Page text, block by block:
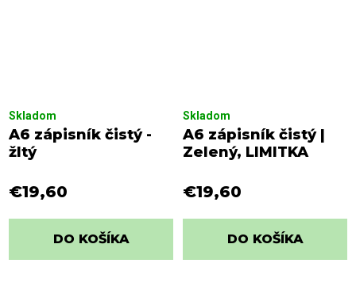
A6 zápisník čistý -
žltý
Skladom
€19,60
DO KOŠÍKA
A6 zápisník čistý |
Zelený, LIMITKA
Skladom
€19,60
DO KOŠÍKA